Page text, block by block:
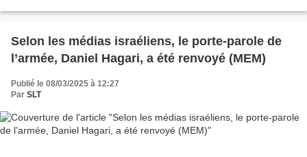
Selon les médias israéliens, le porte-parole de
l’armée, Daniel Hagari, a été renvoyé (MEM)
Publié le 08/03/2025 à 12:27
Par SLT